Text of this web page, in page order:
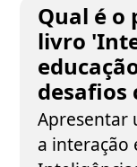
Qual é o
livro
desafios
Apresentar
a interação